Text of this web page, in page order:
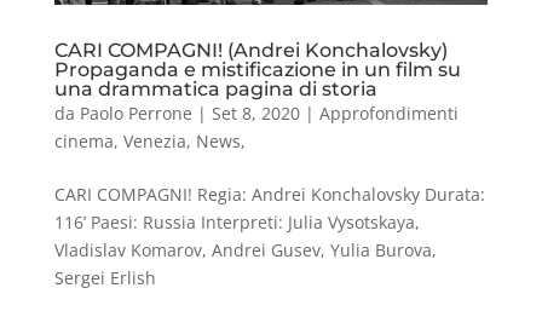
CARI COMPAGNI! (Andrei Konchalovsky)
Propaganda e mistificazione in un film su
una drammatica pagina di storia
da Paolo Perrone | Set 8, 2020| Approfondimenti
cinema, Venezia, News,
CARI COMPAGNI! Regia: Andrei Konchalovsky Durata:
116’ Paesi: Russia Interpreti: Julia Vysotskaya,
Vladislav Komarov, Andrei Gusev, Yulia Burova,
Sergei Erlish